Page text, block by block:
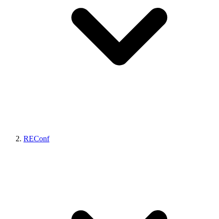
REConf